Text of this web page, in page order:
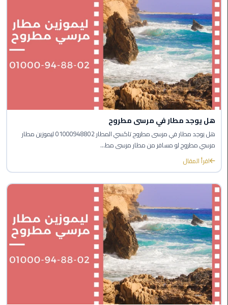
الجيزة
ليموزين
رجال
الاعمال
ليموزين
حدائق
الاهرام
ليموزين
الشيخ
زايد
ليموزين
المنصورة
ليموزين
كفر
الشيخ
هل يوجد مطار في مرسى مطروح
هل يوجد مطار في مرسى مطروح تاكسي المطار 01000948802 ليموزين مطار
مرسي مطروح لو مسافر من مطار مرسى مط...
اقرأ المقال